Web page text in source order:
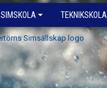
SIMSKOLA TEKNIKSKOLA